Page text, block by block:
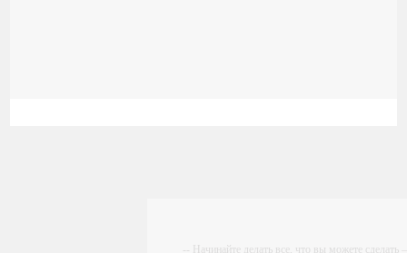
-- Начинайте делать все, что вы можете сделать